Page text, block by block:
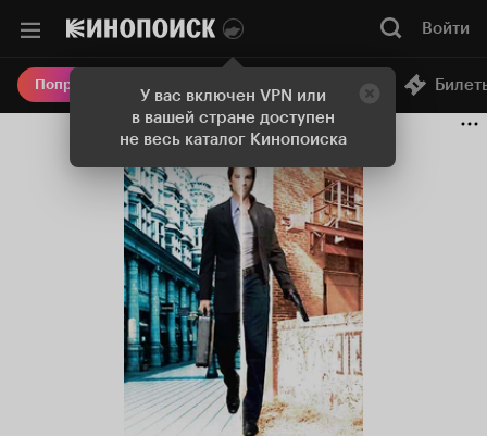
У вас включен VPN или
в вашей стране доступен
не весь каталог Кинопоиска
Войти
Попробовать Плюс Онлайн-кинотеатр